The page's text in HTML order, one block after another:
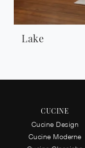
Lake
CUCINE
Cucine Design
Cucine Moderne